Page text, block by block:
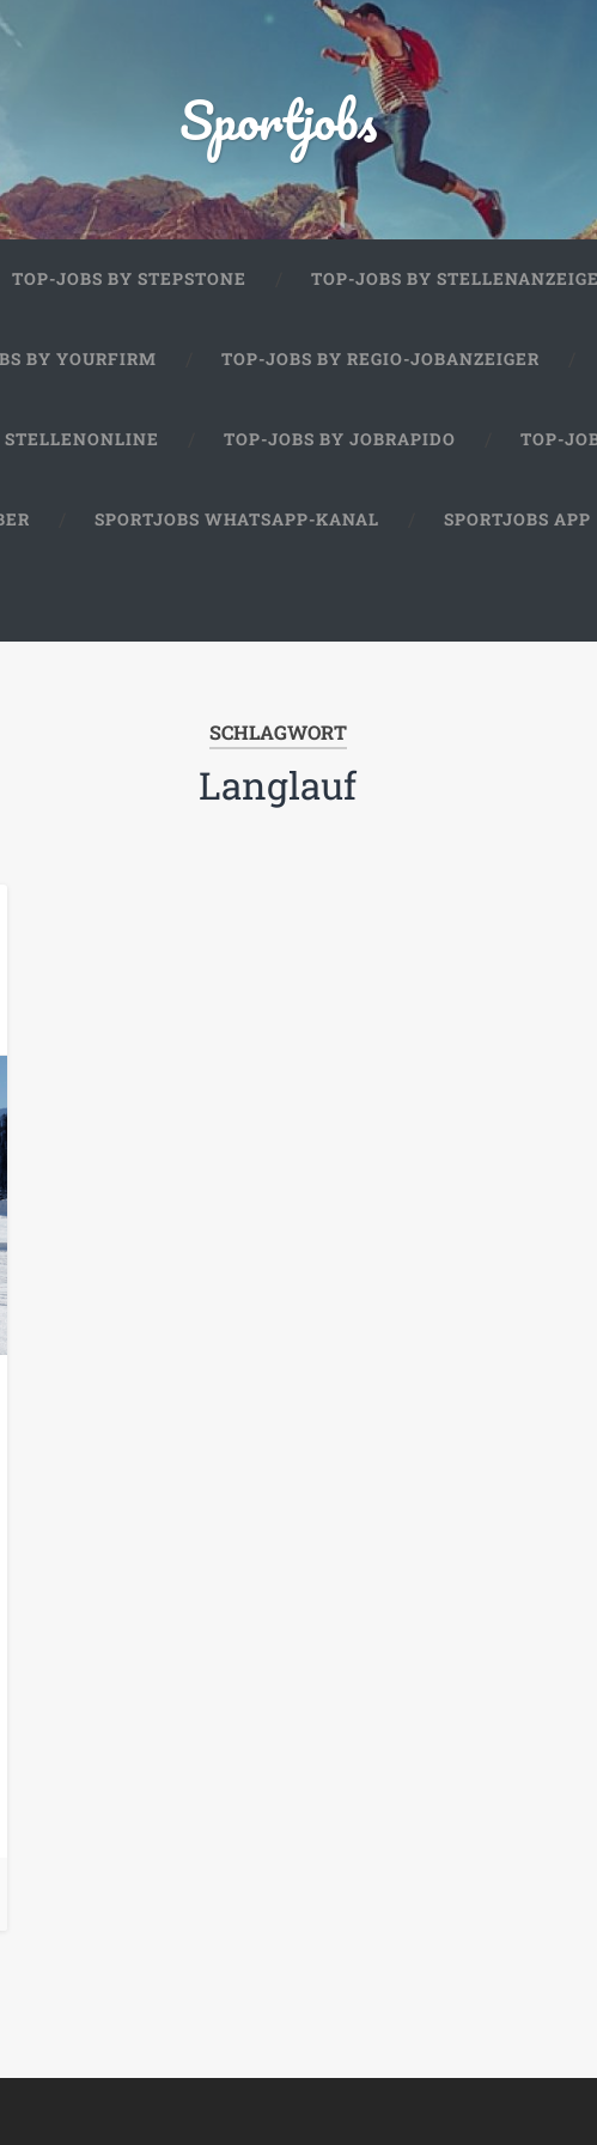
Sportjobs
TOP-JOBS BY STEPSTONE TOP-JOBS BY
BY YOURFIRM TOP-JOBS BY REGIO-JOBANZEIGER
STELLENONLINE TOP-JOBS BY JOBRAPIDO TOP-
SPORTJOBS WHATSAPP-KANAL SPORTJOBS APP
SCHLAGWORT
Langlauf